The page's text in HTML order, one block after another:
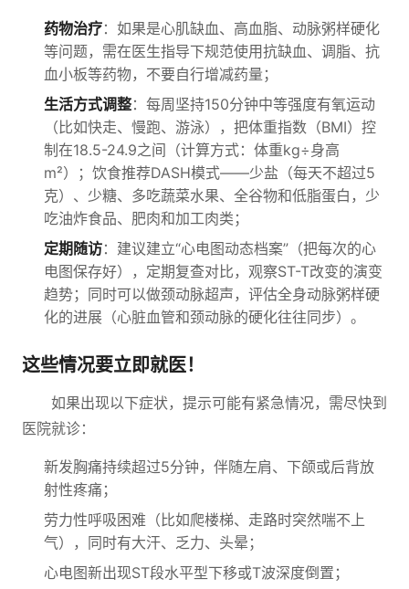
药物治疗：如果是心肌缺血、高血脂、动脉粥样硬化
等问题，需在医生指导下规范使用抗缺血、调脂、抗
血小板等药物，不要自行增减药量；
生活方式调整：每周坚持150分钟中等强度有氧运动
（比如快走、慢跑、游泳），把体重指数（BMI）控
制在18.5-24.9之间（计算方式：体重kg÷身高
m²）；饮食推荐DASH模式——少盐（每天不超过5
克）、少糖、多吃蔬菜水果、全谷物和低脂蛋白，少
吃油炸食品、肥肉和加工肉类；
定期随访：建议建立“心电图动态档案”（把每次的心
电图保存好），定期复查对比，观察ST-T改变的演变
趋势；同时可以做颈动脉超声，评估全身动脉粥样硬
化的进展（心脏血管和颈动脉的硬化往往同步）。
这些情况要立即就医！
如果出现以下症状，提示可能有紧急情况，需尽快到
医院就诊：
新发胸痛持续超过5分钟，伴随左肩、下颌或后背放
射性疼痛；
劳力性呼吸困难（比如爬楼梯、走路时突然喘不上
气），同时有大汗、乏力、头晕；
心电图新出现ST段水平型下移或T波深度倒置；